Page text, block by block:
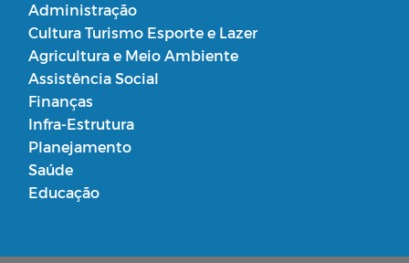
Administração
Cultura Turismo Esporte e Lazer
Agricultura e Meio Ambiente
Assistência Social
Finanças
Infra-Estrutura
Planejamento
Saúde
Educação